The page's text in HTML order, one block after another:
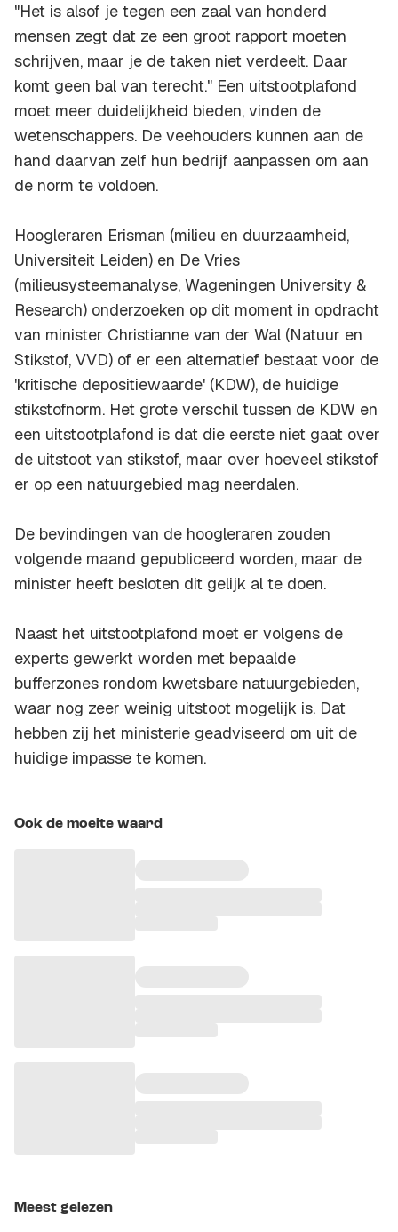
"Het is alsof je tegen een zaal van honderd
mensen zegt dat ze een groot rapport moeten
schrijven, maar je de taken niet verdeelt. Daar
komt geen bal van terecht." Een uitstootplafond
moet meer duidelijkheid bieden, vinden de
wetenschappers. De veehouders kunnen aan de
hand daarvan zelf hun bedrijf aanpassen om aan
de norm te voldoen.
Hoogleraren Erisman (milieu en duurzaamheid,
Universiteit Leiden) en De Vries
(milieusysteemanalyse, Wageningen University &
Research) onderzoeken op dit moment in opdracht
van minister Christianne van der Wal (Natuur en
Stikstof, VVD) of er een alternatief bestaat voor de
'kritische depositiewaarde' (KDW), de huidige
stikstofnorm. Het grote verschil tussen de KDW en
een uitstootplafond is dat die eerste niet gaat over
de uitstoot van stikstof, maar over hoeveel stikstof
er op een natuurgebied mag neerdalen.
De bevindingen van de hoogleraren zouden
volgende maand gepubliceerd worden, maar de
minister heeft besloten dit gelijk al te doen.
Naast het uitstootplafond moet er volgens de
experts gewerkt worden met bepaalde
bufferzones rondom kwetsbare natuurgebieden,
waar nog zeer weinig uitstoot mogelijk is. Dat
hebben zij het ministerie geadviseerd om uit de
huidige impasse te komen.
Ook de moeite waard
Meest gelezen